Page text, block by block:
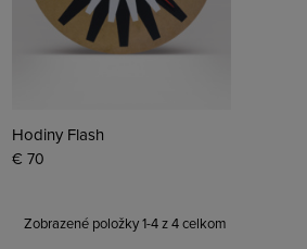
Hodiny Flash
€ 70
Zobrazené položky 1-4 z 4 celkom